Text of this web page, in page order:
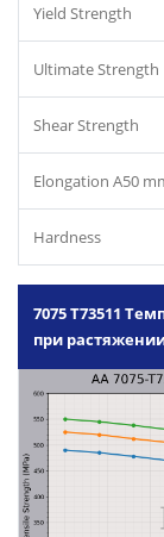
Yield Strength
Ultimate Strength
Shear Strength
Elongation A50
Hardness
7075 T73511
при